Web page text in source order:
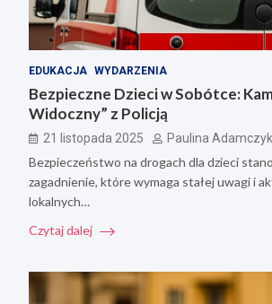
EDUKACJA WYDARZENIA
Bezpieczne Dzieci w Sobótce:
Widoczny” z Policją
21 listopada 2025 Paulina Adamczyk
Bezpieczeństwo na drogach dla dzieci
zagadnienie, które wymaga stałej uwagi i
lokalnych…
Czytaj dalej